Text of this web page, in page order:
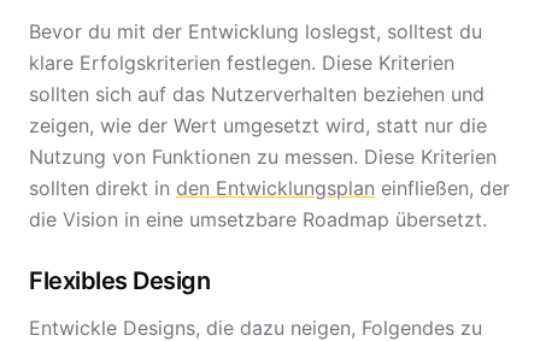
Bevor du mit der Entwicklung loslegst, solltest du
klare Erfolgskriterien festlegen. Diese Kriterien
sollten sich auf das Nutzerverhalten beziehen und
zeigen, wie der Wert umgesetzt wird, statt nur die
Nutzung von Funktionen zu messen. Diese Kriterien
sollten direkt in den Entwicklungsplan einfließen, der
die Vision in eine umsetzbare Roadmap übersetzt.
Flexibles Design
Entwickle Designs, die dazu neigen, Folgendes zu